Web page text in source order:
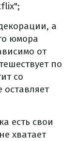
а
юмора
от
по
со
есть свои
хватает